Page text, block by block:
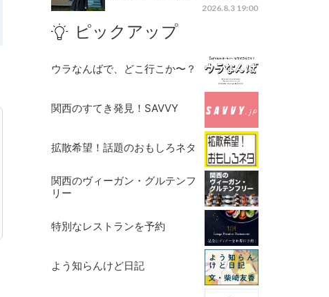
2026.8.3 19:00
ピックアップ
ウラなんばで、どこ行こか〜？
関西のすてき発見！SAVVY
拡散希望！話題のおもしろネタ
関西のヴィーガン・グルテンフ
リー
特別なレストランを予約
よう知らんけど日記